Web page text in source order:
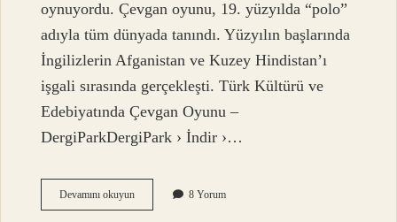
oynuyordu. Çevgan oyunu, 19. yüzyılda “polo”
adıyla tüm dünyada tanındı. Yüzyılın başlarında
İngilizlerin Afganistan ve Kuzey Hindistan’ı
işgali sırasında gerçekleşti. Türk Kültürü ve
Edebiyatında Çevgan Oyunu –
DergiParkDergiPark › İndir ›…
Devamını okuyunÇevgan
Ne
8 Yorum